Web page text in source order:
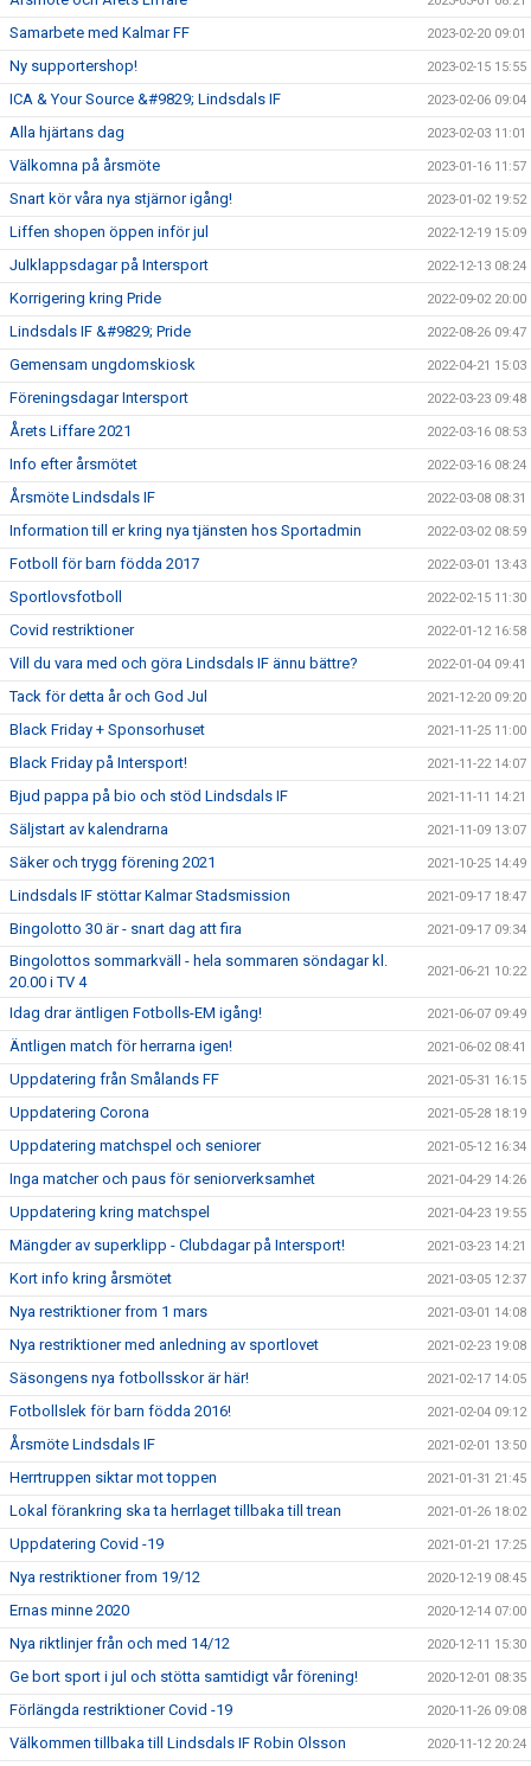
Samarbete med Kalmar FF 2023-02-20 09:01
Ny supportershop! 2023-02-15 15:55
ICA & Your Source &#9829; Lindsdals IF 2023-02-06 09:04
Alla hjärtans dag 2023-02-03 11:01
Välkomna på årsmöte 2023-01-16 11:57
Snart kör våra nya stjärnor igång! 2023-01-02 19:52
Liffen shopen öppen inför jul 2022-12-19 15:09
Julklappsdagar på Intersport 2022-12-13 08:24
Korrigering kring Pride 2022-09-02 20:00
Lindsdals IF &#9829; Pride 2022-08-26 09:47
Gemensam ungdomskiosk 2022-04-21 15:03
Föreningsdagar Intersport 2022-03-23 09:48
Årets Liffare 2021 2022-03-16 08:53
Info efter årsmötet 2022-03-16 08:24
Årsmöte Lindsdals IF 2022-03-08 08:31
Information till er kring nya tjänsten hos Sportadmin 2022-03-02 08:59
Fotboll för barn födda 2017 2022-03-01 13:43
Sportlovsfotboll 2022-02-15 11:30
Covid restriktioner 2022-01-12 16:58
Vill du vara med och göra Lindsdals IF ännu bättre? 2022-01-04 09:41
Tack för detta år och God Jul 2021-12-20 09:20
Black Friday + Sponsorhuset 2021-11-25 11:00
Black Friday på Intersport! 2021-11-22 14:07
Bjud pappa på bio och stöd Lindsdals IF 2021-11-11 14:21
Säljstart av kalendrarna 2021-11-09 13:07
Säker och trygg förening 2021 2021-10-25 14:49
Lindsdals IF stöttar Kalmar Stadsmission 2021-09-17 18:47
Bingolotto 30 är - snart dag att fira 2021-09-17 09:34
Bingolottos sommarkväll - hela sommaren söndagar kl.
20.00 i TV 4
2021-06-21 10:22
Idag drar äntligen Fotbolls-EM igång! 2021-06-07 09:49
Äntligen match för herrarna igen! 2021-06-02 08:41
Uppdatering från Smålands FF 2021-05-31 16:15
Uppdatering Corona 2021-05-28 18:19
Uppdatering matchspel och seniorer 2021-05-12 16:34
Inga matcher och paus för seniorverksamhet 2021-04-29 14:26
Uppdatering kring matchspel 2021-04-23 19:55
Mängder av superklipp - Clubdagar på Intersport! 2021-03-23 14:21
Kort info kring årsmötet 2021-03-05 12:37
Nya restriktioner from 1 mars 2021-03-01 14:08
Nya restriktioner med anledning av sportlovet 2021-02-23 19:08
Säsongens nya fotbollsskor är här! 2021-02-17 14:05
Fotbollslek för barn födda 2016! 2021-02-04 09:12
Årsmöte Lindsdals IF 2021-02-01 13:50
Herrtruppen siktar mot toppen 2021-01-31 21:45
Lokal förankring ska ta herrlaget tillbaka till trean 2021-01-26 18:02
Uppdatering Covid -19 2021-01-21 17:25
Nya restriktioner from 19/12 2020-12-19 08:45
Ernas minne 2020 2020-12-14 07:00
Nya riktlinjer från och med 14/12 2020-12-11 15:30
Ge bort sport i jul och stötta samtidigt vår förening! 2020-12-01 08:35
Förlängda restriktioner Covid -19 2020-11-26 09:08
Välkommen tillbaka till Lindsdals IF Robin Olsson 2020-11-12 20:24